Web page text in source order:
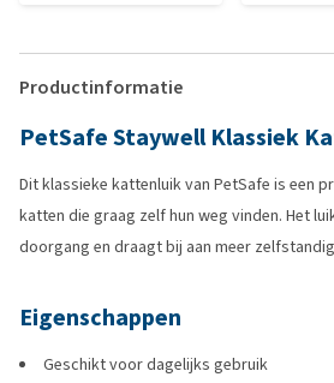
Productinformatie
PetSafe Staywell Klassiek
Dit klassieke kattenluik van PetSafe is een
katten die graag zelf hun weg vinden. Het
doorgang en draagt bij aan meer
Eigenschappen
Geschikt voor dagelijks gebruik